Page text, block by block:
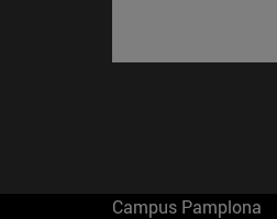
Campus Pamplona